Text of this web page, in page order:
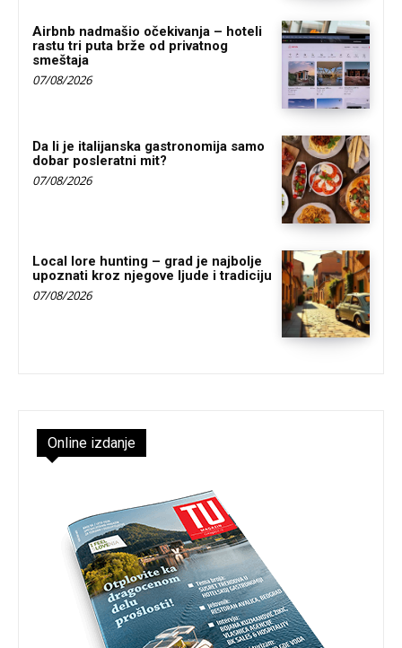
Airbnb nadmašio očekivanja – hoteli
rastu tri puta brže od privatnog
smeštaja
07/08/2026
Da li je italijanska gastronomija samo
dobar posleratni mit?
07/08/2026
Local lore hunting – grad je najbolje
upoznati kroz njegove ljude i tradiciju
07/08/2026
Online izdanje